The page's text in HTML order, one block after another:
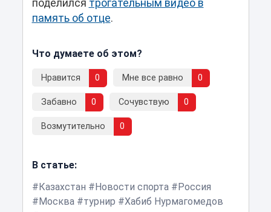
поделился трогательным видео в
память об отце.
Что думаете об этом?
Нравится 0 Мне все равно 0
Забавно 0 Сочувствую 0
Возмутительно 0
В статье:
Казахстан
Новости спорта
Россия
Москва
турнир
Хабиб Нурмагомедов